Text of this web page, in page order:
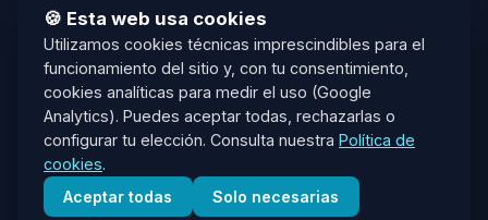
Desistimiento
Transparencia IA
Plataforma ODR (UE)
info@oposicionesia.com
🍪 Esta web usa cookies
Utilizamos cookies técnicas imprescindibles para el
funcionamiento del sitio y, con tu consentimiento,
cookies analíticas para medir el uso (Google
Analytics). Puedes aceptar todas, rechazarlas o
configurar tu elección. Consulta nuestra Política de
cookies.
Aceptar todas
Solo necesarias